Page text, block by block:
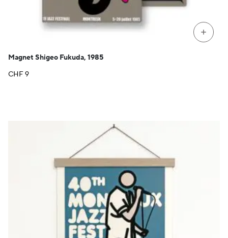
+
Magnet Shigeo Fukuda, 1985
CHF9